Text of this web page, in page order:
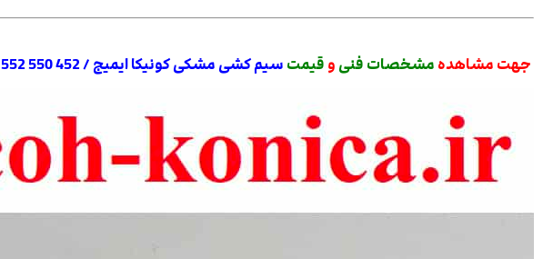
جهت مشاهده مشخصات فنی و قیمت سیم کشی مشکی کونیکا ایمیج / 452 550 552 650 652